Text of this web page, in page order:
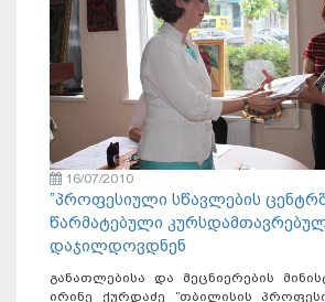
16/07/2010
”პროფესიული სწავლების
წარმატებული
დაჯილდოვდნენ
განათლებისა და მეცნიერების
ირინე ქურდაძე ”თბილისის